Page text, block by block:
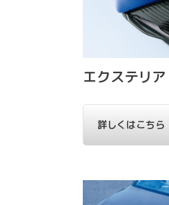
エクステリア
詳しくはこちら